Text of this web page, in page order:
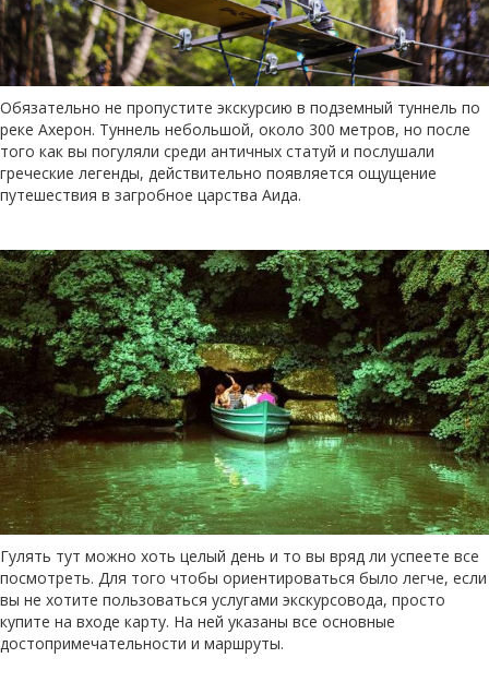
Обязательно не пропустите экскурсию в подземный туннель по
реке Ахерон. Туннель небольшой, около 300 метров, но после
того как вы погуляли среди античных статуй и послушали
греческие легенды, действительно появляется ощущение
путешествия в загробное царства Аида.
Гулять тут можно хоть целый день и то вы вряд ли успеете все
посмотреть. Для того чтобы ориентироваться было легче, если
вы не хотите пользоваться услугами экскурсовода, просто
купите на входе карту. На ней указаны все основные
достопримечательности и маршруты.